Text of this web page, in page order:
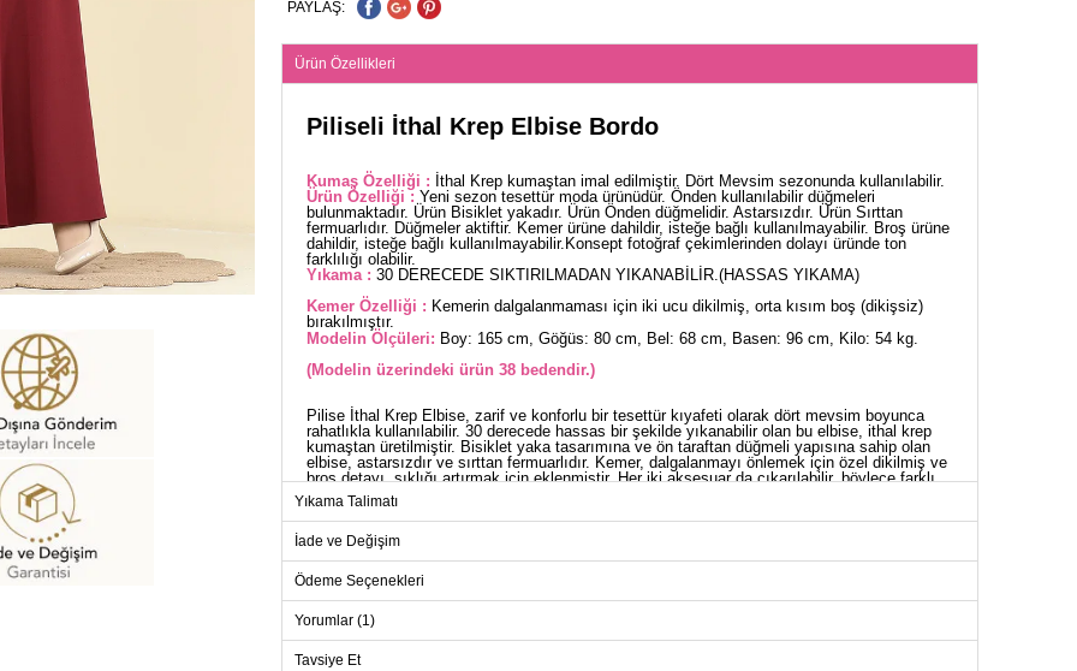
PAYLAŞ:
Ürün Özellikleri
Piliseli İthal Krep Elbise Bordo
Kumaş Özelliği : İthal Krep kumaştan imal edilmiştir. Dört Mevsim sezonunda kullanılabilir.
Ürün Özelliği : Yeni sezon tesettür moda ürünüdür. Önden kullanılabilir düğmeleri
bulunmaktadır. Ürün Bisiklet yakadır. Ürün Önden düğmelidir. Astarsızdır. Ürün Sırttan
fermuarlıdır. Düğmeler aktiftir. Kemer ürüne dahildir, isteğe bağlı kullanılmayabilir. Broş ürüne
dahildir, isteğe bağlı kullanılmayabilir.Konsept fotoğraf çekimlerinden dolayı üründe ton
farklılığı olabilir.
Yıkama : 30 DERECEDE SIKTIRILMADAN YIKANABİLİR.(HASSAS YIKAMA)
Kemer Özelliği : Kemerin dalgalanmaması için iki ucu dikilmiş, orta kısım boş (dikişsiz)
bırakılmıştır.
Modelin Ölçüleri: Boy: 165 cm, Göğüs: 80 cm, Bel: 68 cm, Basen: 96 cm, Kilo: 54 kg.
(Modelin üzerindeki ürün 38 bedendir.)
Pilise İthal Krep Elbise, zarif ve konforlu bir tesettür kıyafeti olarak dört mevsim boyunca
rahatlıkla kullanılabilir. 30 derecede hassas bir şekilde yıkanabilir olan bu elbise, ithal krep
kumaştan üretilmiştir. Bisiklet yaka tasarımına ve ön taraftan düğmeli yapısına sahip olan
elbise, astarsızdır ve sırttan fermuarlıdır. Kemer, dalgalanmayı önlemek için özel dikilmiş ve
broş detayı, şıklığı artırmak için eklenmiştir. Her iki aksesuar da çıkarılabilir, böylece farklı
tarzlara uyum sağlayabilir.
ELBİSE BEDEN ÖLÇÜLERİ (CM)
Beden
Göğüs Bel
Boy
38
Yıkama Talimatı
İade ve Değişim
Ödeme Seçenekleri
Yorumlar (1)
Tavsiye Et